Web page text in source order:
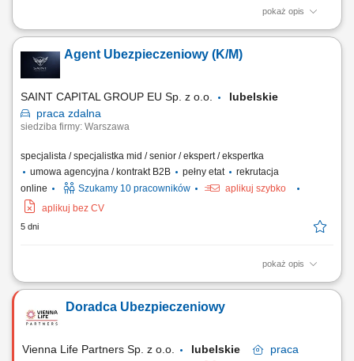
pokaż opis
Opis stanowiska: Rozwijanie współpracy z obecnymi klientami oraz
ubezpieczeń na życie, majątkowych, komunikacyjnych i dla firm.
Budowanie długofalowych relacji oraz dopasowywanie rozwiązań do
Agent Ubezpieczeniowy (K/M)
SAINT CAPITAL GROUP EU Sp. z o.o.
lubelskie
praca zdalna
siedziba firmy: Warszawa
specjalista / specjalistka mid / senior / ekspert / ekspertka
umowa agencyjna / kontrakt B2B
pełny etat
rekrutacja
online
Szukamy 10 pracowników
aplikuj szybko
aplikuj bez CV
5 dni
pokaż opis
Opis stanowiska: Aktywna obsługa i cross-selling w ramach własnego
(życiowe, majątkowe, komunikacyjne, firmowe) Koncentracja na
budowaniu długofalowych relacji w obszarze ubezpieczeń na życie;
Doradca Ubezpieczeniowy
Vienna Life Partners Sp. z o.o. lubelskie
praca